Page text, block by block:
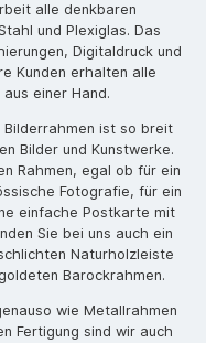
alle denkbaren
und Plexiglas. Das
Digitaldruck und
Kunden erhalten alle
einer Hand.
ist so breit
Bilder und Kunstwerke.
Rahmen, egal ob für ein
Fotografie, für ein
einfache Postkarte mit
Sie bei uns auch ein
Naturholzleiste
Barockrahmen.
wie Metallrahmen
Fertigung sind wir auch